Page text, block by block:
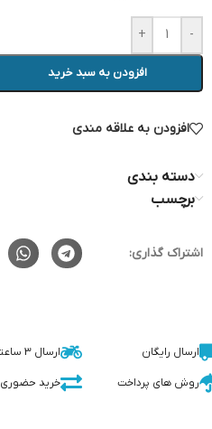
-
+
افزودن به سبد خرید
افزودن به علاقه مندی
دسته بندی
برچسب
اشتراک گذاری:
ارسال رایگان ارسال 3 ساعته
روش های پرداخت خرید حضوری